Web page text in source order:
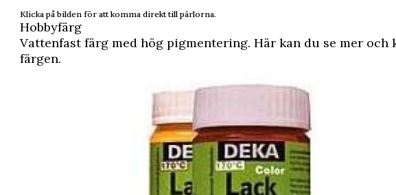
Klicka på bilden för att komma direkt till pärlorna.
Hobbyfärg
Vattenfast färg med hög pigmentering. Här kan du se mer och
färgen.